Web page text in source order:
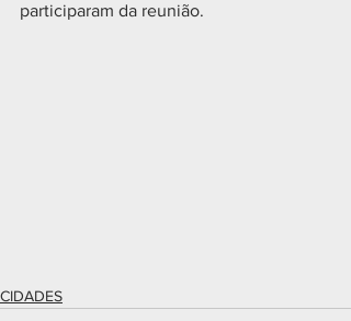
participaram da reunião.
CIDADES